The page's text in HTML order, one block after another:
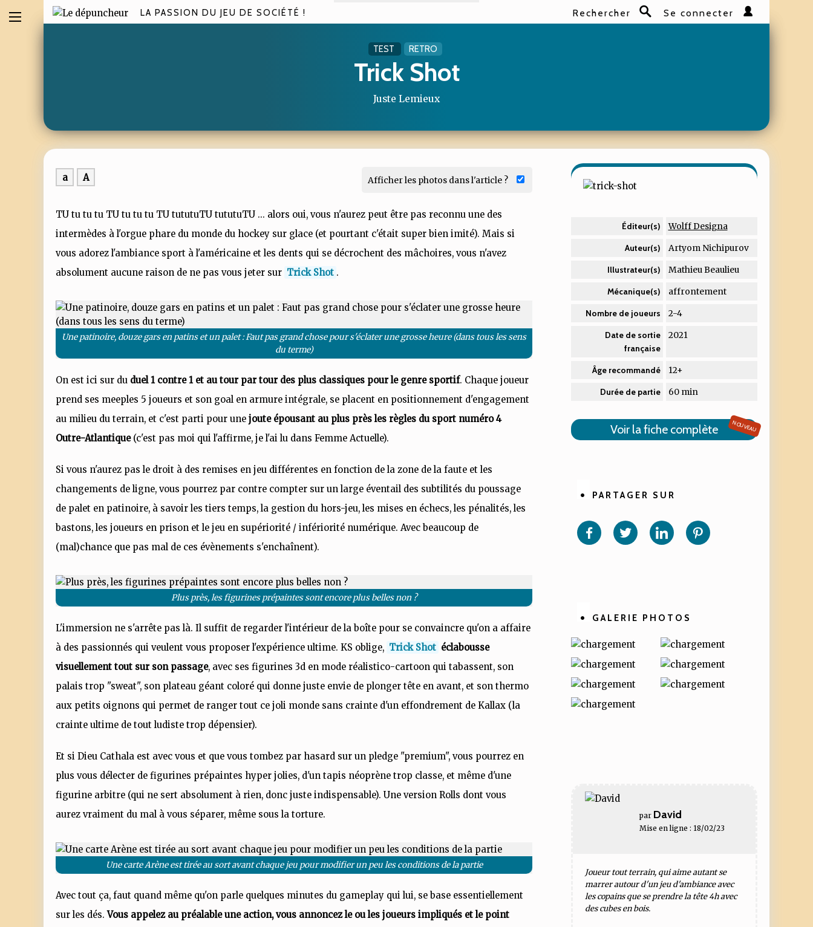
LA PASSION DU JEU DE SOCIÉTÉ ! Rechercher Se connecter
TEST RETRO
Trick Shot
Juste Lemieux
a A Afficher les photos dans l'article ?
TU tu tu tu TU tu tu tu TU tututuTU tututuTU ... alors oui, vous n'aurez peut être pas reconnu une des
intermèdes à l'orgue phare du monde du hockey sur glace (et pourtant c'était super bien imité). Mais si
vous adorez l'ambiance sport à l'américaine et les dents qui se décrochent des mâchoires, vous n'avez
absolument aucune raison de ne pas vous jeter sur Trick Shot .
Une patinoire, douze gars en patins et un palet : Faut pas grand chose pour s'éclater une grosse heure (dans tous les sens
du terme)
On est ici sur du duel 1 contre 1 et au tour par tour des plus classiques pour le genre sportif. Chaque joueur
prend ses meeples 5 joueurs et son goal en armure intégrale, se placent en positionnement d'engagement
au milieu du terrain, et c'est parti pour une joute épousant au plus près les règles du sport numéro 4
Outre-Atlantique(c'est pas moi qui l'affirme, je l'ai lu dans Femme Actuelle).
Si vous n'aurez pas le droit à des remises en jeu différentes en fonction de la zone de la faute et les
changements de ligne, vous pourrez par contre compter sur un large éventail des subtilités du poussage
de palet en patinoire, à savoir les tiers temps, la gestion du hors-jeu, les mises en échecs, les pénalités, les
bastons, les joueurs en prison et le jeu en supériorité / infériorité numérique. Avec beaucoup de
(mal)chance que pas mal de ces évènements s'enchaînent).
Plus près, les figurines prépaintes sont encore plus belles non ?
L'immersion ne s'arrête pas là. Il suffit de regarder l'intérieur de la boîte pour se convaincre qu'on a affaire
à des passionnés qui veulent vous proposer l'expérience ultime. KS oblige, Trick Shot éclabousse
visuellement tout sur son passage, avec ses figurines 3d en mode réalistico-cartoon qui tabassent, son
palais trop "sweat", son plateau géant coloré qui donne juste envie de plonger tête en avant, et son thermo
aux petits oignons qui permet de ranger tout ce joli monde sans crainte d'un effondrement de Kallax (la
crainte ultime de tout ludiste trop dépensier).
Et si Dieu Cathala est avec vous et que vous tombez par hasard sur un pledge "premium", vous pourrez en
plus vous délecter de figurines prépaintes hyper jolies, d'un tapis néoprène trop classe, et même d'une
figurine arbitre (qui ne sert absolument à rien, donc juste indispensable). Une version Rolls dont vous
aurez vraiment du mal à vous séparer, même sous la torture.
Une carte Arène est tirée au sort avant chaque jeu pour modifier un peu les conditions de la partie
Avec tout ça, faut quand même qu'on parle quelques minutes du gameplay qui lui, se base essentiellement
sur les dés.Vous appelez au préalable une action, vous annoncez le ou les joueurs impliqués et le point
Éditeur(s) Wolff Designa
Auteur(s) Artyom Nichipurov
Illustrateur(s) Mathieu Beaulieu
Mécanique(s) affrontement
Nombre de joueurs 2-4
Date de sortie
française
2021
Âge recommandé 12+
Durée de partie 60 min
Voir la fiche complète NOUVEAU
PARTAGER SUR
sur sur sur
GALERIE PHOTOS
par David
Mise en ligne : 18/02/23
Joueur tout terrain, qui aime autant se
marrer autour d'un jeu d'ambiance avec
les copains que se prendre la tête 4h avec
des cubes en bois.